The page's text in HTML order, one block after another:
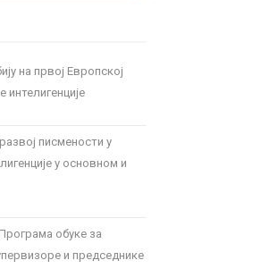
на првој Европској
интелигенције
писмености у
у основном и
обуке за
и председнике